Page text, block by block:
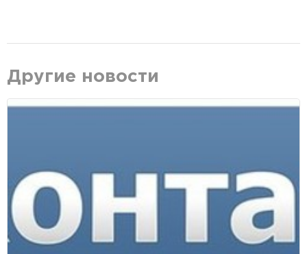
Другие новости